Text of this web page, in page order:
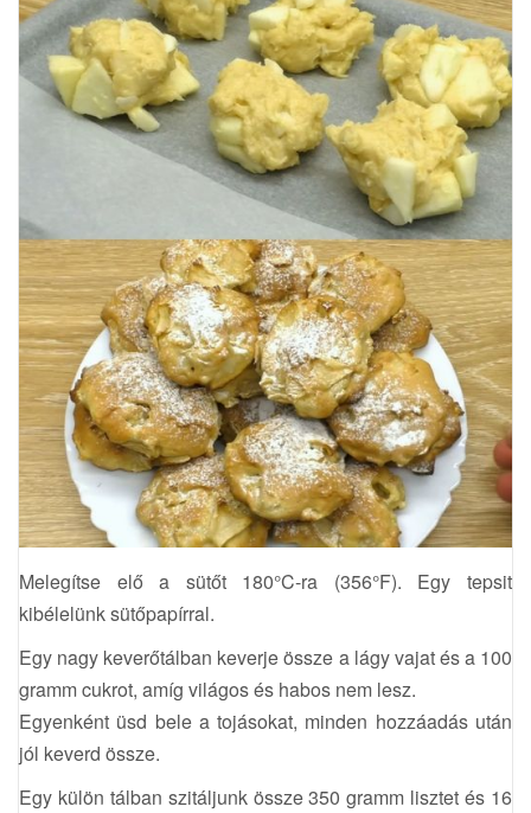
Melegítse elő a sütőt 180°C-ra (356°F). Egy tepsit
kibélelünk sütőpapírral.
Egy nagy keverőtálban keverje össze a lágy vajat és a 100
gramm cukrot, amíg világos és habos nem lesz.
Egyenként üsd bele a tojásokat, minden hozzáadás után
jól keverd össze.
Egy külön tálban szitáljunk össze 350 gramm lisztet és 16